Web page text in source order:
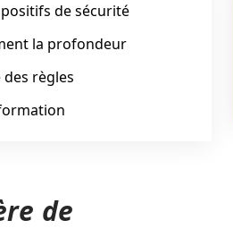
de sécurité
la profondeur
règles
de